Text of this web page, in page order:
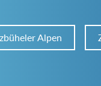
Alpen